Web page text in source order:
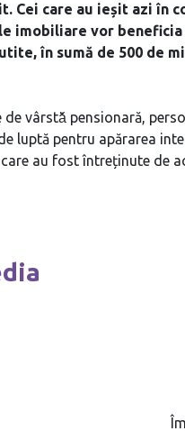
Cei care au ieșit azi în
imobiliare vor
în sumă de 500 de
de vârstă̆ pensionară,
luptă pentru apărarea
au fost întreținute de